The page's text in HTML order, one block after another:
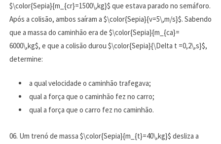
$\color{Sepia}{m_{cr}=1500\,kg}$ que estava parado no semáforo.
Após a colisão, ambos saíram a $\color{Sepia}{v=5\,m/s}$. Sabendo
que a massa do caminhão era de $\color{Sepia}{m_{ca}=
6000\,kg$, e que a colisão durou $\color{Sepia}{\Delta t =0,2\,s}$,
determine:
a qual velocidade o caminhão trafegava;
qual a força que o caminhão fez no carro;
qual a força que o carro fez no caminhão.
06. Um trenó de massa $\color{Sepia}{m_{t}=40\,kg}$ desliza a